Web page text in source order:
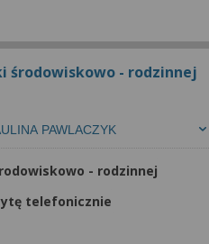
środowiskowo - rodzinnej
PAWLACZYK
- rodzinnej
telefonicznie